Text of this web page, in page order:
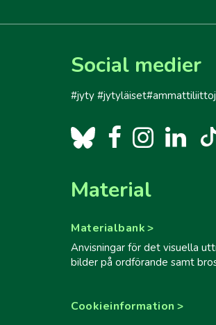
Material
Materialbank
Anvisningar för det visuella
bilder på ordförande samt
Cookieinformation
Social medier
#jyty